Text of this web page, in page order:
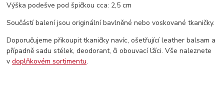
Výška podešve pod špičkou cca: 2,5 cm
Součástí balení jsou originální bavlněné nebo voskované tkaničky.
Doporučujeme přikoupit tkaničky navíc, ošetřující leather balsam a
případně sadu stélek, deodorant, či obouvací lžíci. Vše naleznete
vdoplňkovém sortimentu.